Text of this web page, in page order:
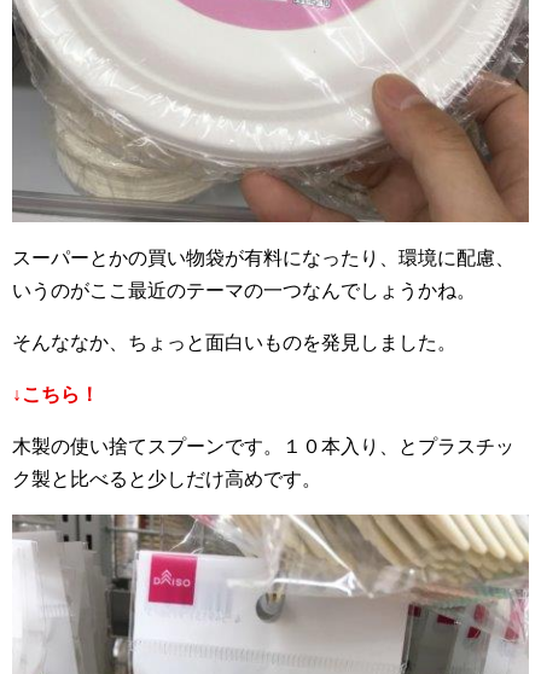
スーパーとかの買い物袋が有料になったり、環境に配慮、
いうのがここ最近のテーマの一つなんでしょうかね。
そんななか、ちょっと面白いものを発見しました。
↓こちら！
木製の使い捨てスプーンです。１０本入り、とプラスチッ
ク製と比べると少しだけ高めです。